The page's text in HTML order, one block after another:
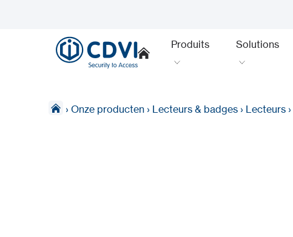
Produits Solutions
› Onze producten › Lecteurs & badges › Lecteurs ›